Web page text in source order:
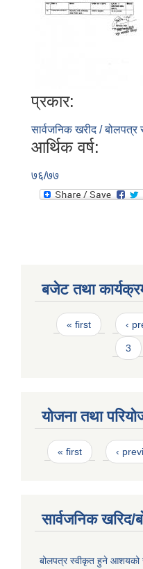
प्रकार:
सार्वजनिक खरीद / बोलपत्र
आर्थिक वर्ष:
७६/७७
बजेट तथा
Pages
« first ‹
3
योजना तथा
Pages
« first ‹
सार्वजनिक खरिद/
बोलपत्र स्वीकृत हुने आशयको